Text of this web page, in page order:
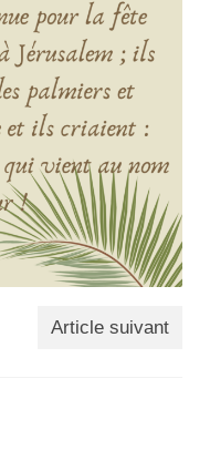
Article suivant